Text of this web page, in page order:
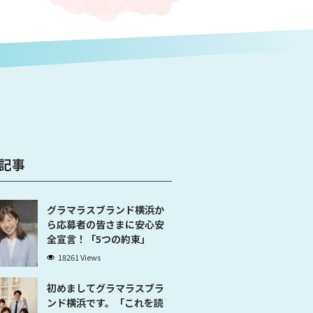
事
グラマラスブランド横浜か
ら応募者の皆さまに安心安
全宣言！「5つの約束」
18261 Views
初めましてグラマラスブラ
ンド横浜です。「これを読